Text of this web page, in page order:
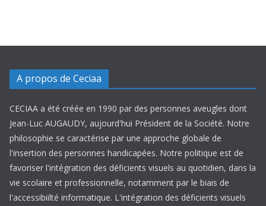
A propos de Ceciaa
CECIAA a été créée en 1990 par des personnes aveugles dont
Jean-Luc AUGAUDY, aujourd'hui Président de la Société. Notre
philosophie se caractérise par une approche globale de
l'insertion des personnes handicapées. Notre politique est de
favoriser l'intégration des déficients visuels au quotidien, dans la
vie scolaire et professionnelle, notamment par le biais de
l'accessibiilté informatique. L'intégration des déficients visuels